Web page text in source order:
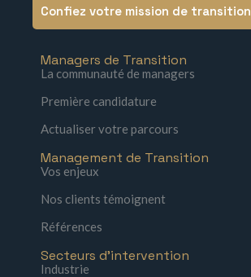
Confiez votre mission de transition
Managers de Transition
La communauté de managers
Première candidature
Actualiser votre parcours
Management de Transition
Vos enjeux
Nos clients témoignent
Références
Secteurs d'intervention
Industrie